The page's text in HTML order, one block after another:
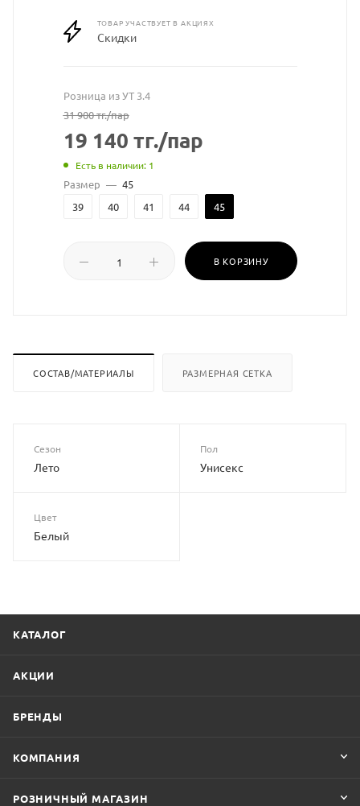
ТОВАР УЧАСТВУЕТ В АКЦИЯХ
Скидки
Розница из УТ 3.4
31 900тг./пар
19 140 тг./пар
Есть в наличии: 1
Размер — 45
39
40 41 44 45
В КОРЗИНУ
СОСТАВ/МАТЕРИАЛЫ РАЗМЕРНАЯ СЕТКА
Сезон
Лето
Пол
Унисекс
Цвет
Белый
КАТАЛОГ
АКЦИИ
БРЕНДЫ
КОМПАНИЯ
РОЗНИЧНЫЙ МАГАЗИН